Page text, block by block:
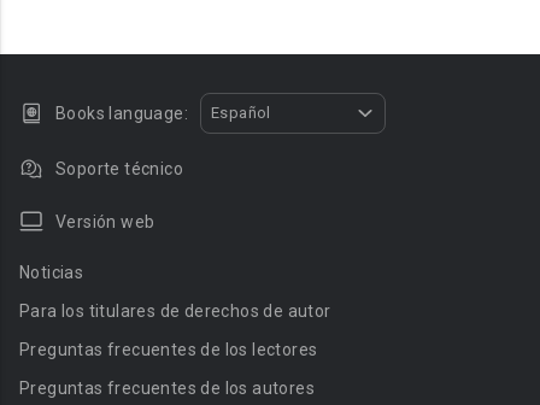
Books language: Español
Soporte técnico
Versión web
Noticias
Para los titulares de derechos de autor
Preguntas frecuentes de los lectores
Preguntas frecuentes de los autores